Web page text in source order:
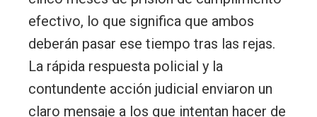
efectivo, lo que significa que ambos
deberán pasar ese tiempo tras las rejas.
La rápida respuesta policial y la
contundente acción judicial enviaron un
claro mensaje a los que intentan hacer de